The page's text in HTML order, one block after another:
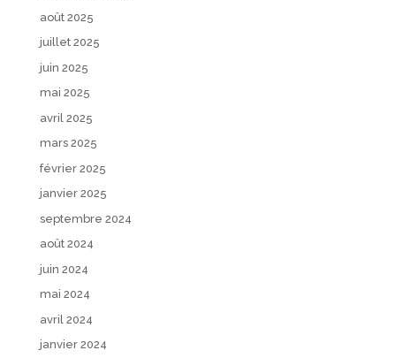
août 2025
juillet 2025
juin 2025
mai 2025
avril 2025
mars 2025
février 2025
janvier 2025
septembre 2024
août 2024
juin 2024
mai 2024
avril 2024
janvier 2024